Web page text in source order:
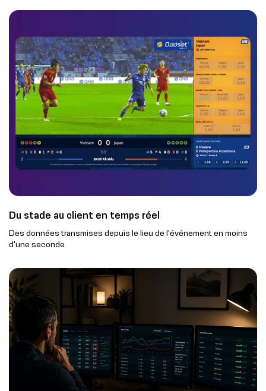
Du stade au client en temps réel
Des données transmises depuis le lieu de l'événement en moins
d'une seconde